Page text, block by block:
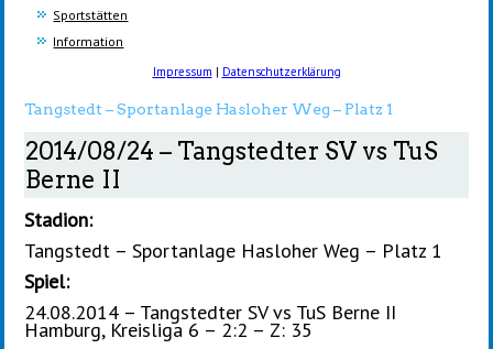
Sportstätten
Information
Impressum | Datenschutzerklärung
Tangstedt – Sportanlage Hasloher Weg – Platz 1
2014/08/24 – Tangstedter SV vs TuS
Berne II
Stadion:
Tangstedt – Sportanlage Hasloher Weg – Platz 1
Spiel:
24.08.2014 – Tangstedter SV vs TuS Berne II
Hamburg, Kreisliga 6 – 2:2 – Z: 35